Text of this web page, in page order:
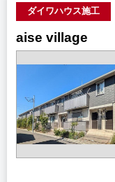
ダイワハウス施工
aise village